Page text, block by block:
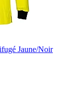
Jaune/Noir